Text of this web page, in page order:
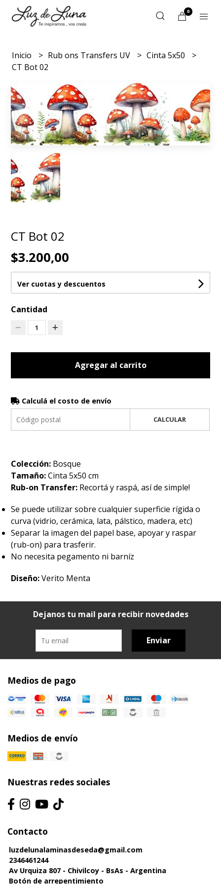
0
Inicio Rub ons Transfers UV
Cinta 5x50
CT Bot 02
CT Bot 02
$3.200,00
Ver cuotas y descuentos
Cantidad
1
Agregar al carrito
Calculá el costo de envío
CALCULAR
Colección: Bosque
Tamaño:Cinta 5x50 cm
Rub-on Transfer: Recortá y raspá, así de simple!
Se puede utilizar sobre cualquier superficie rígida o
curva (vidrio, cerámica, lata, pálstico, madera, etc)
Separar la imagen del papel base, apoyar y raspar
(rub-on) para trasferir.
No necesita pegamento ni barníz
Diseño:Verito Menta
Dejanos tu mail para recibir novedades
Enviar
Medios de pago
Medios de envío
Nuestras redes sociales
Contacto
luzdelunalaminasdeseda@gmail.com
2346461244
Av Urquiza 807 - Chivilcoy - BsAs - Argentina
Botón de arrepentimiento